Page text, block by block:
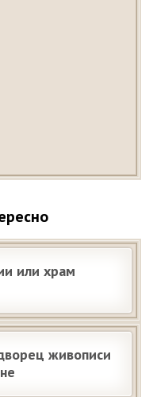
или храм
живописи